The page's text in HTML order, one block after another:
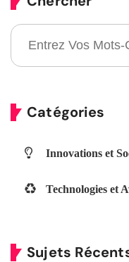
Catégories
Innovations et
Technologies et
Sujets